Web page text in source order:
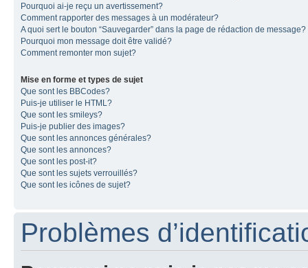
Pourquoi ai-je reçu un avertissement?
Comment rapporter des messages à un modérateur?
A quoi sert le bouton “Sauvegarder” dans la page de rédaction de message?
Pourquoi mon message doit être validé?
Comment remonter mon sujet?
Mise en forme et types de sujet
Que sont les BBCodes?
Puis-je utiliser le HTML?
Que sont les smileys?
Puis-je publier des images?
Que sont les annonces générales?
Que sont les annonces?
Que sont les post-it?
Que sont les sujets verrouillés?
Que sont les icônes de sujet?
Problèmes